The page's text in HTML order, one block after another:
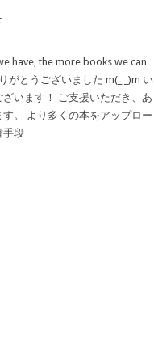
have, the more books we can
がとうございました m(_ _)m い
います！ ご支援いただき、あ
す。 より多くの本をアップロー
手段